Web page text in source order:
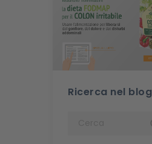
Ricerca nel blog